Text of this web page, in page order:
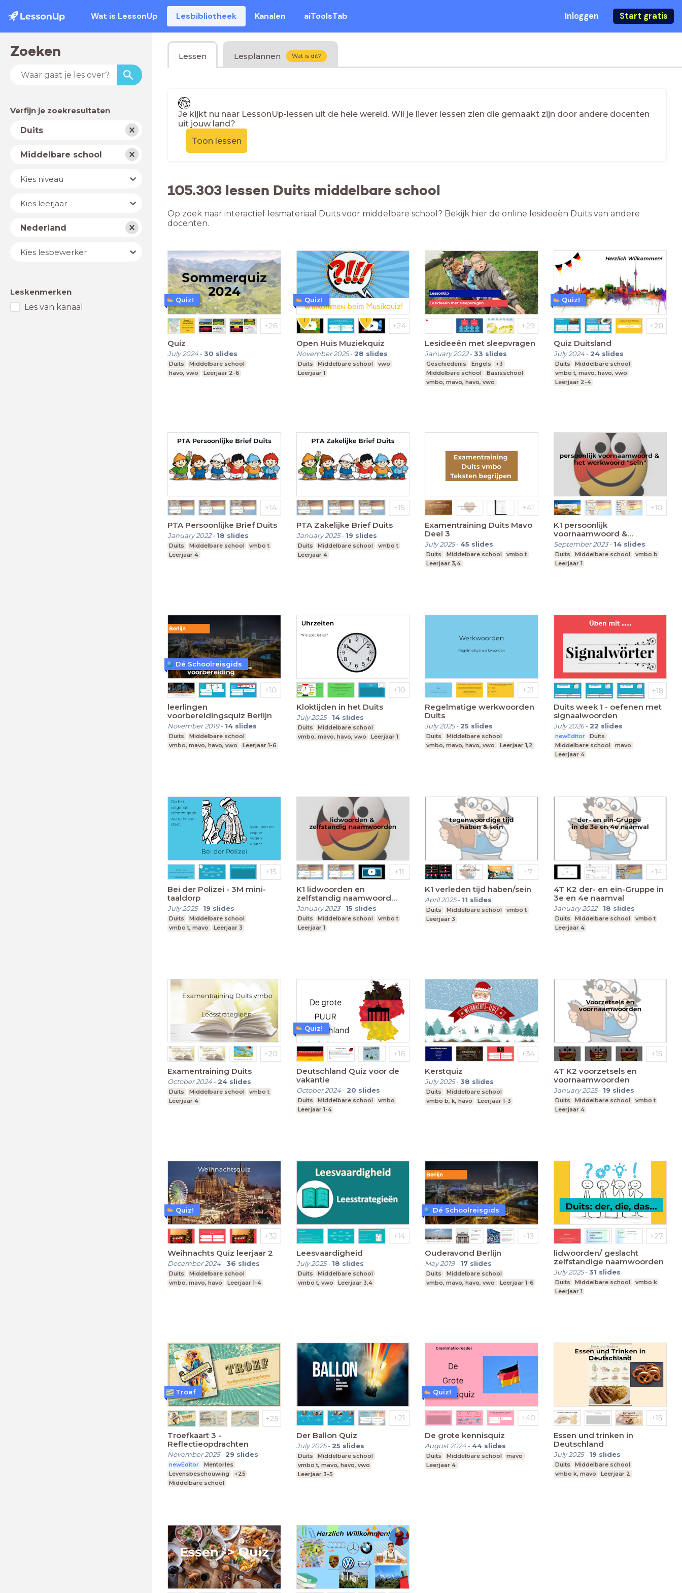
Wat is LessonUp Lesbibliotheek Kanalen aiToolsTab Inloggen Start gratis
Zoeken
Verfijn je zoekresultaten
VakDuits
Schooltype
Middelbare school
Niveau
Kies niveau
JaarKies leerjaar
LandNederland
Lesbewerker
Kies lesbewerker
Leskenmerken
Les van kanaal
Lessen Lesplannen Wat is dit?
Je kijkt nu naar LessonUp-lessen uit de hele wereld. Wil je liever lessen zien die gemaakt zijn door andere docenten
uit jouw land?
Toon lessen
105.303 lessen Duits middelbare school
Op zoek naar interactief lesmateriaal Duits voor middelbare school? Bekijk hier de online lesideeën Duits van andere
docenten.
Quiz
July 2024-30 slides
Duits
Middelbare school
havo, vwo
Leerjaar 2-6
Quiz!
Open Huis Muziekquiz
November 2025- 28 slides
Duits Middelbare school
vwo
Leerjaar 1
Quiz!
Lesideeën met sleepvragen
January 2022-33 slides
Geschiedenis Engels
+3
Middelbare school
Basisschool
vmbo, mavo, havo, vwo
Quiz Duitsland
July 2024- 24 slides
Duits
Middelbare school
vmbo t, mavo, havo, vwo
Leerjaar 2-4
Quiz!
PTA Persoonlijke Brief Duits
January 2022- 18 slides
Duits Middelbare school
vmbo t
Leerjaar 4
PTA Zakelijke Brief Duits
January 2025- 19 slides
Duits Middelbare school
vmbo t
Leerjaar 4
Examentraining Duits Mavo
Deel 3
July 2025- 45 slides
Duits Middelbare school
vmbo t
Leerjaar 3,4
K1 persoonlijk
voornaamwoord &
werkwood sein
September 2023- 14 slides
Duits Middelbare school
vmbo b
Leerjaar 1
leerlingen
voorbereidingsquiz Berlijn
November 2019- 14 slides
Duits
Middelbare school
vmbo, mavo, havo, vwo
Leerjaar 1-6
Dé Schoolreisgids
Kloktijden in het Duits
July 2025- 14 slides
Duits
Middelbare school
vmbo, mavo, havo, vwo
Leerjaar 1
Regelmatige werkwoorden
Duits
July 2025- 25 slides
Duits
Middelbare school
vmbo, mavo, havo, vwo
Leerjaar 1,2
Duits week 1 - oefenen met
signaalwoorden
July 2026- 22 slides
newEditor
Duits
Middelbare school
mavo
Leerjaar 4
Bei der Polizei - 3M mini-
taaldorp
July 2025- 19 slides
Duits
Middelbare school
vmbo t, mavo
Leerjaar 3
K1 lidwoorden en
zelfstandig naamwoord
(Lernliste)
January 2023- 15 slides
Duits Middelbare school
vmbo t
Leerjaar 1
K1 verleden tijd haben/sein
April 2025- 11 slides
Duits Middelbare school
vmbo t
Leerjaar 3
4T K2 der- en ein-Gruppe in
3e en 4e naamval
January 2022- 18 slides
Duits Middelbare school
vmbo t
Leerjaar 4
Examentraining Duits
October 2024- 24 slides
Duits Middelbare school
vmbo t
Leerjaar 4
Deutschland Quiz voor de
vakantie
October 2024- 20 slides
Duits Middelbare school
vmbo
Leerjaar 1-4
Quiz!
Kerstquiz
July 2025-38 slides
Duits
Middelbare school
vmbo b, k, havo
Leerjaar 1-3
4T K2 voorzetsels en
voornaamwoorden
January 2025- 19 slides
Duits Middelbare school
vmbo t
Leerjaar 4
Weihnachts Quiz leerjaar 2
December 2024-36 slides
Duits
Middelbare school
vmbo, mavo, havo
Leerjaar 1-4
Quiz!
Leesvaardigheid
July 2025- 18 slides
Duits
Middelbare school
vmbo t, vwo
Leerjaar 3,4
Ouderavond Berlijn
May 2019- 17 slides
Duits
Middelbare school
vmbo, mavo, havo, vwo
Leerjaar 1-6
Dé Schoolreisgids
lidwoorden/ geslacht
zelfstandige naamwoorden
July 2025-31 slides
Duits Middelbare school
vmbo k
Leerjaar 1
Troefkaart 3 -
Reflectieopdrachten
November 2025- 29 slides
newEditor
Mentorles
Levensbeschouwing
+25
Middelbare school
Troef
Der Ballon Quiz
July 2025- 25 slides
Duits
Middelbare school
vmbo t, mavo, havo, vwo
Leerjaar 3-5
De grote kennisquiz
August 2024- 44 slides
Duits Middelbare school
mavo
Leerjaar 4
Quiz!
Essen und trinken in
Deutschland
July 2025- 19 slides
Duits
Middelbare school
vmbo k, mavo
Leerjaar 2